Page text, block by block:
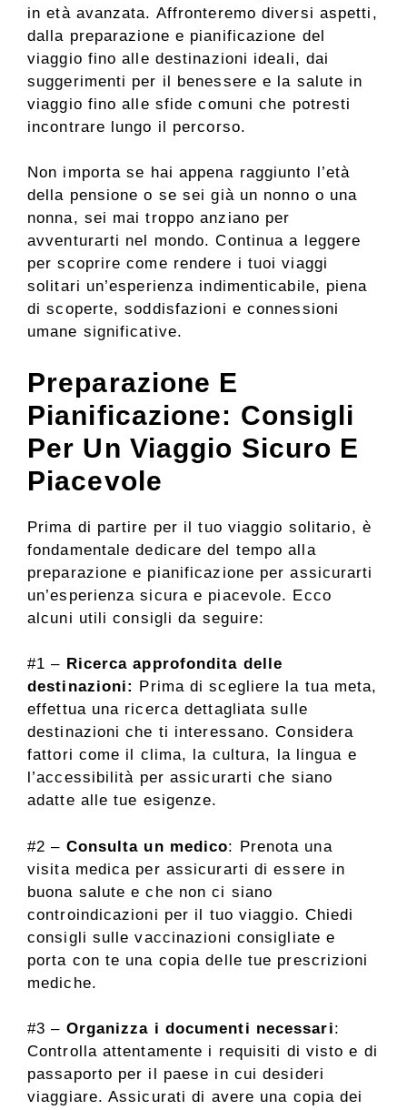
in età avanzata. Affronteremo diversi aspetti,
dalla preparazione e pianificazione del
viaggio fino alle destinazioni ideali, dai
suggerimenti per il benessere e la salute in
viaggio fino alle sfide comuni che potresti
incontrare lungo il percorso.
Non importa se hai appena raggiunto l’età
della pensione o se sei già un nonno o una
nonna, sei mai troppo anziano per
avventurarti nel mondo. Continua a leggere
per scoprire come rendere i tuoi viaggi
solitari un’esperienza indimenticabile, piena
di scoperte, soddisfazioni e connessioni
umane significative.
Preparazione E
Pianificazione: Consigli
Per Un Viaggio Sicuro E
Piacevole
Prima di partire per il tuo viaggio solitario, è
fondamentale dedicare del tempo alla
preparazione e pianificazione per assicurarti
un’esperienza sicura e piacevole. Ecco
alcuni utili consigli da seguire:
#1 – Ricerca approfondita delle
destinazioni:
Prima di scegliere la tua meta,
effettua una ricerca dettagliata sulle
destinazioni che ti interessano. Considera
fattori come il clima, la cultura, la lingua e
l’accessibilità per assicurarti che siano
adatte alle tue esigenze.
#2 – Consulta un medico: Prenota una
visita medica per assicurarti di essere in
buona salute e che non ci siano
controindicazioni per il tuo viaggio. Chiedi
consigli sulle vaccinazioni consigliate e
porta con te una copia delle tue prescrizioni
mediche.
#3 – Organizza i documenti necessari:
Controlla attentamente i requisiti di visto e di
passaporto per il paese in cui desideri
viaggiare. Assicurati di avere una copia dei